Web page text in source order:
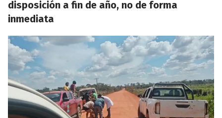
disposición a fin de año, no de forma
inmediata